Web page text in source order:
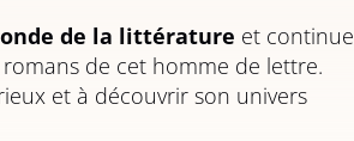
de la littérature et continue
de cet homme de lettre.
et à découvrir son univers